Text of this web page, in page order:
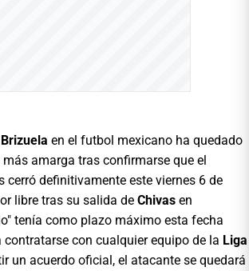
en el futbol mexicano ha quedado
amarga tras confirmarse que el
cerró definitivamente este viernes 6 de
libre tras su salida de Chivas en
tenía como plazo máximo esta fecha
con cualquier equipo de la Liga
un acuerdo oficial, el atacante se quedará